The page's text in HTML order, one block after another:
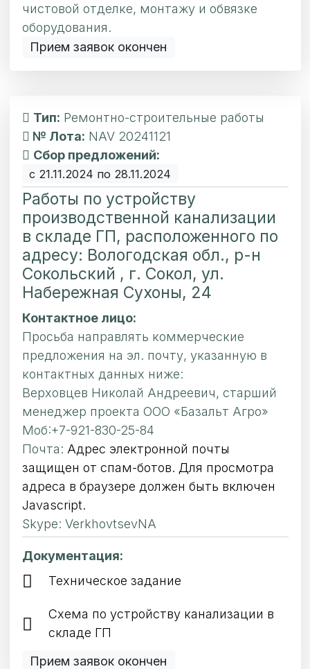
чистовой отделке, монтажу и обвязке
оборудования.
Прием заявок окончен
Тип: Ремонтно-строительные работы
№ Лота: NAV 20241121
Сбор предложений:
с 21.11.2024 по 28.11.2024
Работы по устройству
производственной канализации
в складе ГП, расположенного по
адресу: Вологодская обл., р-н
Сокольский , г. Сокол, ул.
Набережная Сухоны, 24
Контактное лицо:
Просьба направлять коммерческие
предложения на эл. почту, указанную в
контактных данных ниже:
Верховцев Николай Андреевич, старший
менеджер проекта ООО «Базальт Агро»
Моб:+7-921-830-25-84
Почта: Адрес электронной почты
защищен от спам-ботов. Для просмотра
адреса в браузере должен быть включен
Javascript.
Skype: VerkhovtsevNA
Документация:
Техническое задание
Схема по устройству канализации в
складе ГП
Прием заявок окончен